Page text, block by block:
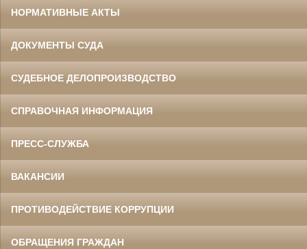
НОРМАТИВНЫЕ АКТЫ
ДОКУМЕНТЫ СУДА
СУДЕБНОЕ ДЕЛОПРОИЗВОДСТВО
СПРАВОЧНАЯ ИНФОРМАЦИЯ
ПРЕСС-СЛУЖБА
ВАКАНСИИ
ПРОТИВОДЕЙСТВИЕ КОРРУПЦИИ
ОБРАЩЕНИЯ ГРАЖДАН